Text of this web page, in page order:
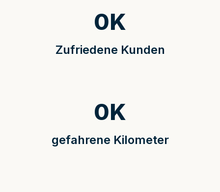
Zufriedene Kunden
0K
gefahrene Kilometer
0K